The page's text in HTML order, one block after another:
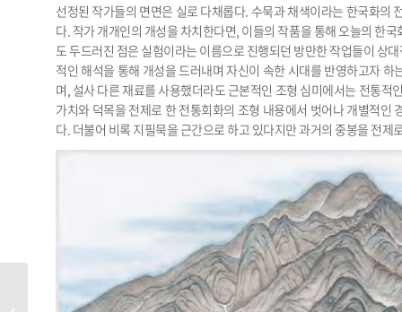
선정된 작가들의 면면은 실로 다채롭다. 수묵과 채색이라는 한국화의
다. 작가 개개인의 개성을 차치한다면, 이들의 작품을 통해 오늘의 한
도 두드러진 점은 실험이라는 이름으로 진행되던 방만한 작업들이 상
적인 해석을 통해 개성을 드러내며 자신이 속한 시대를 반영하고자
며, 설사 다른 재료를 사용했더라도 근본적인 조형 심미에서는 전통
가치와 덕목을 전제로 한 전통회화의 조형 내용에서 벗어나 개별적
다. 더불어 비록 지필묵을 근간으로 하고 있다지만 과거의 중봉을 전
[HOT PEOPLE] 주진오, 대한민국역사박물